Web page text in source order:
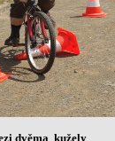
dvěma kužely